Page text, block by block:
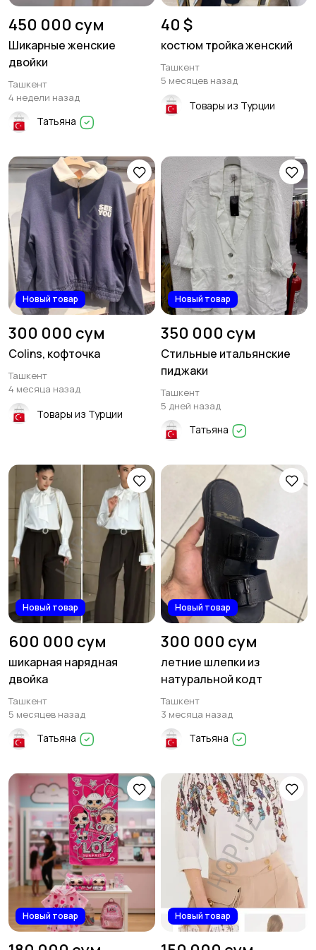
450 000 сум
Шикарные женские
двойки
Ташкент
4 недели назад
Татьяна
40 $
костюм тройка женский
Ташкент
5 месяцев назад
Товары из Турции
Новый товар
300 000 сум
Colins, кофточка
Ташкент
4 месяца назад
Товары из Турции
Новый товар
350 000 сум
Стильные итальянские
пиджаки
Ташкент
5 дней назад
Татьяна
Новый товар
600 000 сум
шикарная нарядная
двойка
Ташкент
5 месяцев назад
Татьяна
Новый товар
300 000 сум
летние шлепки из
натуральной кодт
Ташкент
3 месяца назад
Татьяна
Новый товар Новый товар